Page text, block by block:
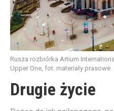
Rusza rozbiórka Artium
Upper One, fot. materiały prasowe
Drugie życie